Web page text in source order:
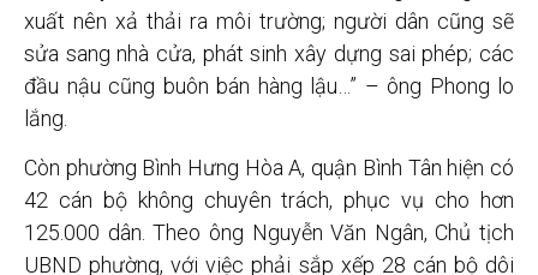
xuất nên xả thải ra môi trường; người dân cũng sẽ
sửa sang nhà cửa, phát sinh xây dựng sai phép; các
đầu nậu cũng buôn bán hàng lậu…” – ông Phong lo
lắng.
Còn phường Bình Hưng Hòa A, quận Bình Tân hiện có
42 cán bộ không chuyên trách, phục vụ cho hơn
125.000 dân. Theo ông Nguyễn Văn Ngân, Chủ tịch
UBND phường, với việc phải sắp xếp 28 cán bộ dôi